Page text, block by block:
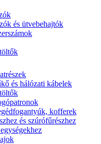
és ütvebehajtók
és hálózati kábelek
kofferek
és szúrófűrészhez